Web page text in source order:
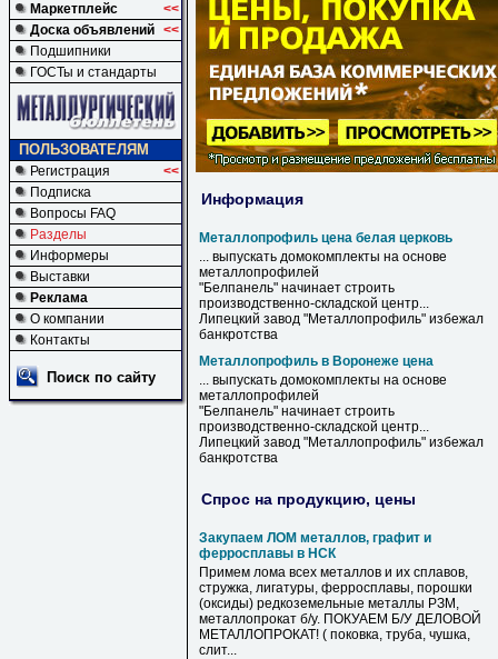
Маркетплейс
<<
Доска объявлений <<
Подшипники
ГОСТы и стандарты
ПОЛЬЗОВАТЕЛЯМ
Регистрация
<<
Подписка
Вопросы FAQ
Разделы
Информеры
Выставки
Реклама
О компании
Контакты
Поиск по сайту
Информация
Металлопрофиль цена белая церковь
... выпускать домокомплекты на основе
металлопрофилей
"Белпанель" начинает строить
производственно-складской центр...
Липецкий завод "Металлопрофиль" избежал
банкротства
Металлопрофиль в Воронеже цена
... выпускать домокомплекты на основе
металлопрофилей
"Белпанель" начинает строить
производственно-складской центр...
Липецкий завод "Металлопрофиль" избежал
банкротства
Спрос на продукцию, цены
Закупаем ЛОМ металлов, графит и
ферросплавы в НСК
Примем лома всех металлов и их сплавов,
стружка, лигатуры, ферросплавы, порошки
(оксиды) редкоземельные металлы РЗМ,
металлопрокат б/у. ПОКУАЕМ Б/У ДЕЛОВОЙ
МЕТАЛЛОПРОКАТ! ( поковка, труба, чушка,
слит...